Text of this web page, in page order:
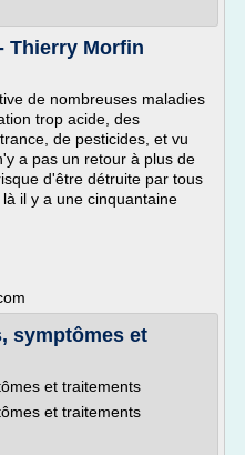
Thierry Morfin
de nombreuses maladies
trop acide, des
de pesticides, et vu
a pas un retour à plus de
d'être détruite par tous
il y a une cinquantaine
symptômes et
et traitements
et traitements